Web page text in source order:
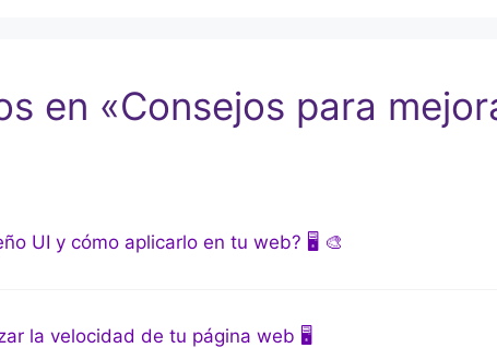
en «Consejos para
UI y cómo aplicarlo en tu web? 🖥️ 🎨
la velocidad de tu página web 🖥️